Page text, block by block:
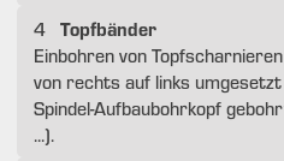
4 Topfbänder
Einbohren von
von rechts auf links
Spindel-Aufbaubohrkopf
...).